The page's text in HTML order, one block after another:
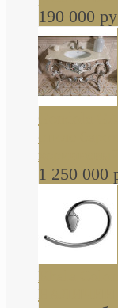
190 000
стиле
1 250 000
Khala
НАЛИЧИИ